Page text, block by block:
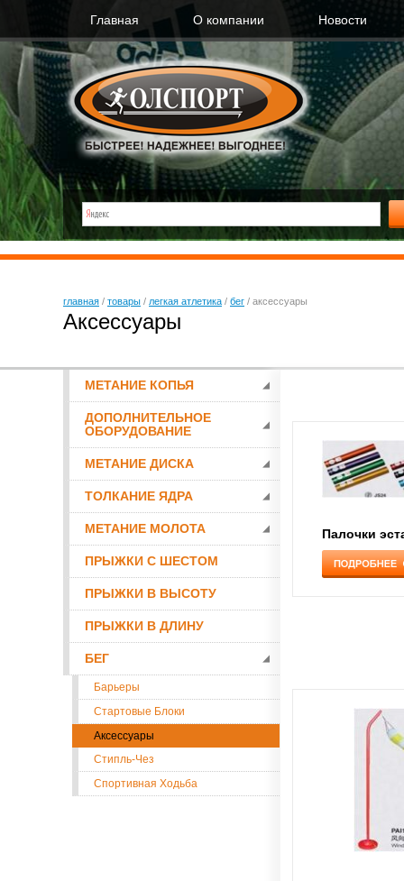
Главная О компании Новости
главная / товары / легкая атлетика / бег / аксессуары
Аксессуары
МЕТАНИЕ КОПЬЯ
ДОПОЛНИТЕЛЬНОЕ
ОБОРУДОВАНИЕ
МЕТАНИЕ ДИСКА
ТОЛКАНИЕ ЯДРА
МЕТАНИЕ МОЛОТА
ПРЫЖКИ С ШЕСТОМ
ПРЫЖКИ В ВЫСОТУ
ПРЫЖКИ В ДЛИНУ
БЕГ
Барьеры
Стартовые Блоки
Аксессуары
Стипль-Чез
Спортивная Ходьба